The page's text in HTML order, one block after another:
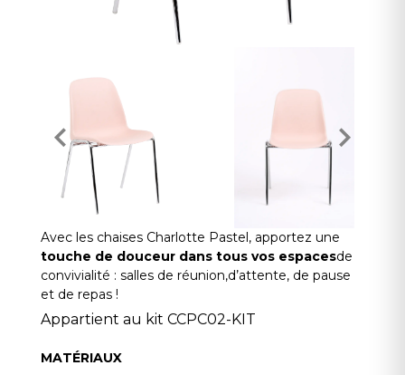
Avec les chaises Charlotte Pastel, apportez une
touche de douceur dans tous vos espacesde
convivialité : salles de réunion,d’attente, de pause
et de repas !
Appartient au kit CCPC02-KIT
MATÉRIAUX